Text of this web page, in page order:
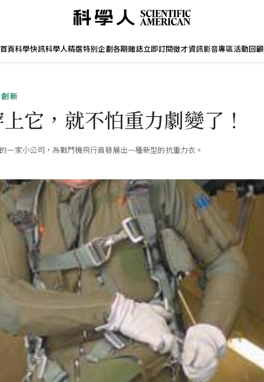
首頁科學快訊科學人精選特別企劃各期雜誌立即訂閱徵才資訊影音專區活動回顧
新
它，就不怕重力劇變了！
一家小公司，為戰鬥機飛行員發展出一種新型的抗重力衣。